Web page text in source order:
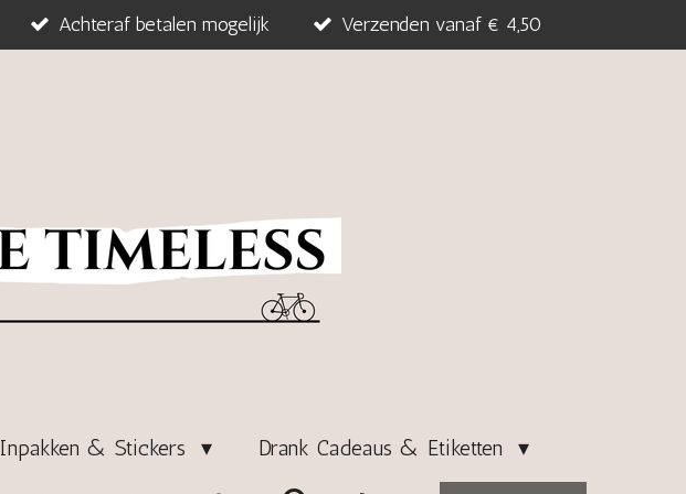
Achteraf betalen mogelijk Verzenden vanaf € 4,50
Inpakken & Stickers Drank Cadeaus & Etiketten